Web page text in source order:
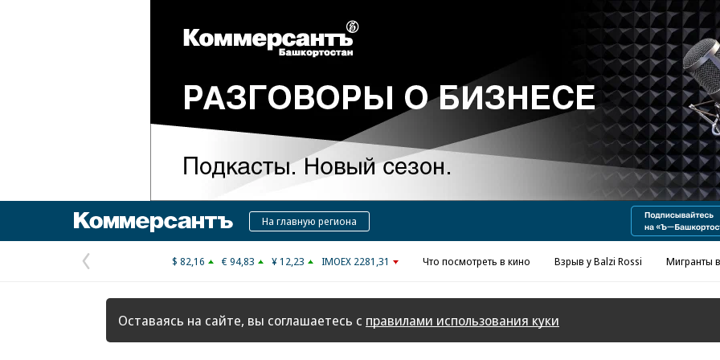
Реклама в «Ъ» www.kommersant.ru/ad
КоммерсантъНа главную региона
Предыдущая
страница
$ 82,16 € 94,83 ¥ 12,23 IMOEX 2281,31 Что посмотреть в кино Взрыв у Balzi Rossi Мигранты
Оставаясь на сайте, вы соглашаетесь с правилами использования куки